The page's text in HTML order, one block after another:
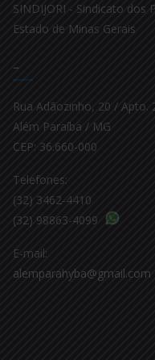
SINDIJORI - Sindicato
Estado de Minas Gerais
–
Rua Adãozinho, 20 / Apto.
Além Paraíba / MG
CEP: 36.660-000
Telefones:
(32) 3462-4410
(32) 98863-4099
E-mail:
alemparahyba@gmail.com